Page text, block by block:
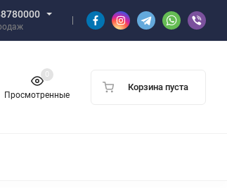
Просмотренные
0
Корзина пуста